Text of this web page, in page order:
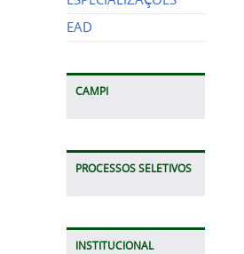
EAD
CAMPI
PROCESSOS SELETIVOS
INSTITUCIONAL